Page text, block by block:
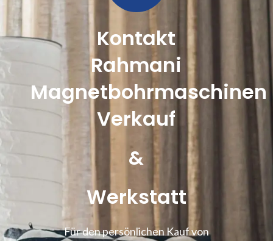
Kontakt
Rahmani
Magnetbohrmaschinen
Verkauf
&
Werkstatt
Für den persönlichen Kauf von